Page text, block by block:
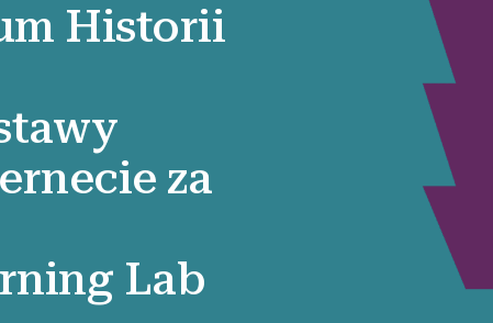
Historii
za
Lab